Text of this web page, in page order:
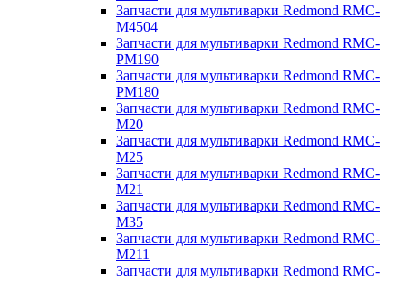
Запчасти для мультиварки Redmond RMC-
M4504
Запчасти для мультиварки Redmond RMC-
PM190
Запчасти для мультиварки Redmond RMC-
PM180
Запчасти для мультиварки Redmond RMC-
M20
Запчасти для мультиварки Redmond RMC-
M25
Запчасти для мультиварки Redmond RMC-
M21
Запчасти для мультиварки Redmond RMC-
M35
Запчасти для мультиварки Redmond RMC-
M211
Запчасти для мультиварки Redmond RMC-